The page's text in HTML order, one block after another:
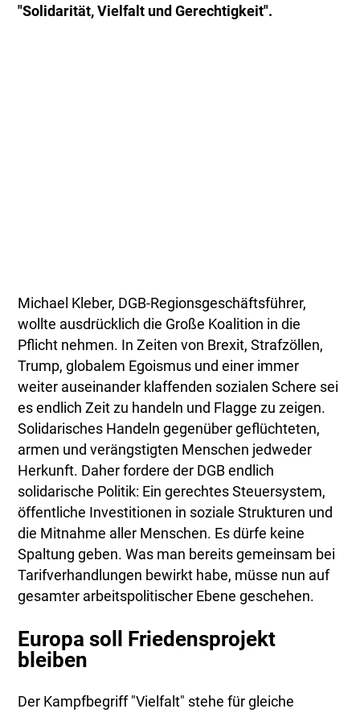
"Solidarität, Vielfalt und Gerechtigkeit".
Michael Kleber, DGB-Regionsgeschäftsführer,
wollte ausdrücklich die Große Koalition in die
Pflicht nehmen. In Zeiten von Brexit, Strafzöllen,
Trump, globalem Egoismus und einer immer
weiter auseinander klaffenden sozialen Schere sei
es endlich Zeit zu handeln und Flagge zu zeigen.
Solidarisches Handeln gegenüber geflüchteten,
armen und verängstigten Menschen jedweder
Herkunft. Daher fordere der DGB endlich
solidarische Politik: Ein gerechtes Steuersystem,
öffentliche Investitionen in soziale Strukturen und
die Mitnahme aller Menschen. Es dürfe keine
Spaltung geben. Was man bereits gemeinsam bei
Tarifverhandlungen bewirkt habe, müsse nun auf
gesamter arbeitspolitischer Ebene geschehen.
Europa soll Friedensprojekt
bleiben
Der Kampfbegriff "Vielfalt" stehe für gleiche